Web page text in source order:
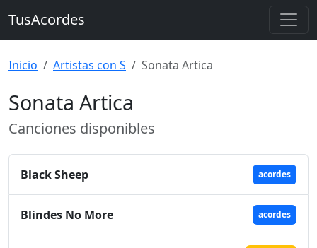
TusAcordes
Inicio Artistas con S Sonata Artica
Sonata Artica
Canciones disponibles
Black Sheep acordes
Blindes No More acordes